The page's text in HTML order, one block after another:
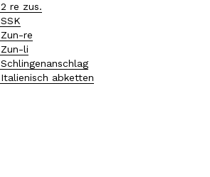
2 re zus.
SSK
Zun-re
Zun-li
Schlingenanschlag
Italienisch abketten